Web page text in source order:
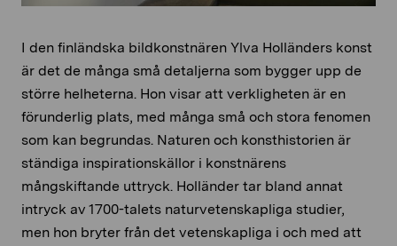
I den finländska bildkonstnären Ylva Holländers konst
är det de många små detaljerna som bygger upp de
större helheterna. Hon visar att verkligheten är en
förunderlig plats, med många små och stora fenomen
som kan begrundas. Naturen och konsthistorien är
ständiga inspirationskällor i konstnärens
mångskiftande uttryck. Holländer tar bland annat
intryck av 1700-talets naturvetenskapliga studier,
men hon bryter från det vetenskapliga i och med att